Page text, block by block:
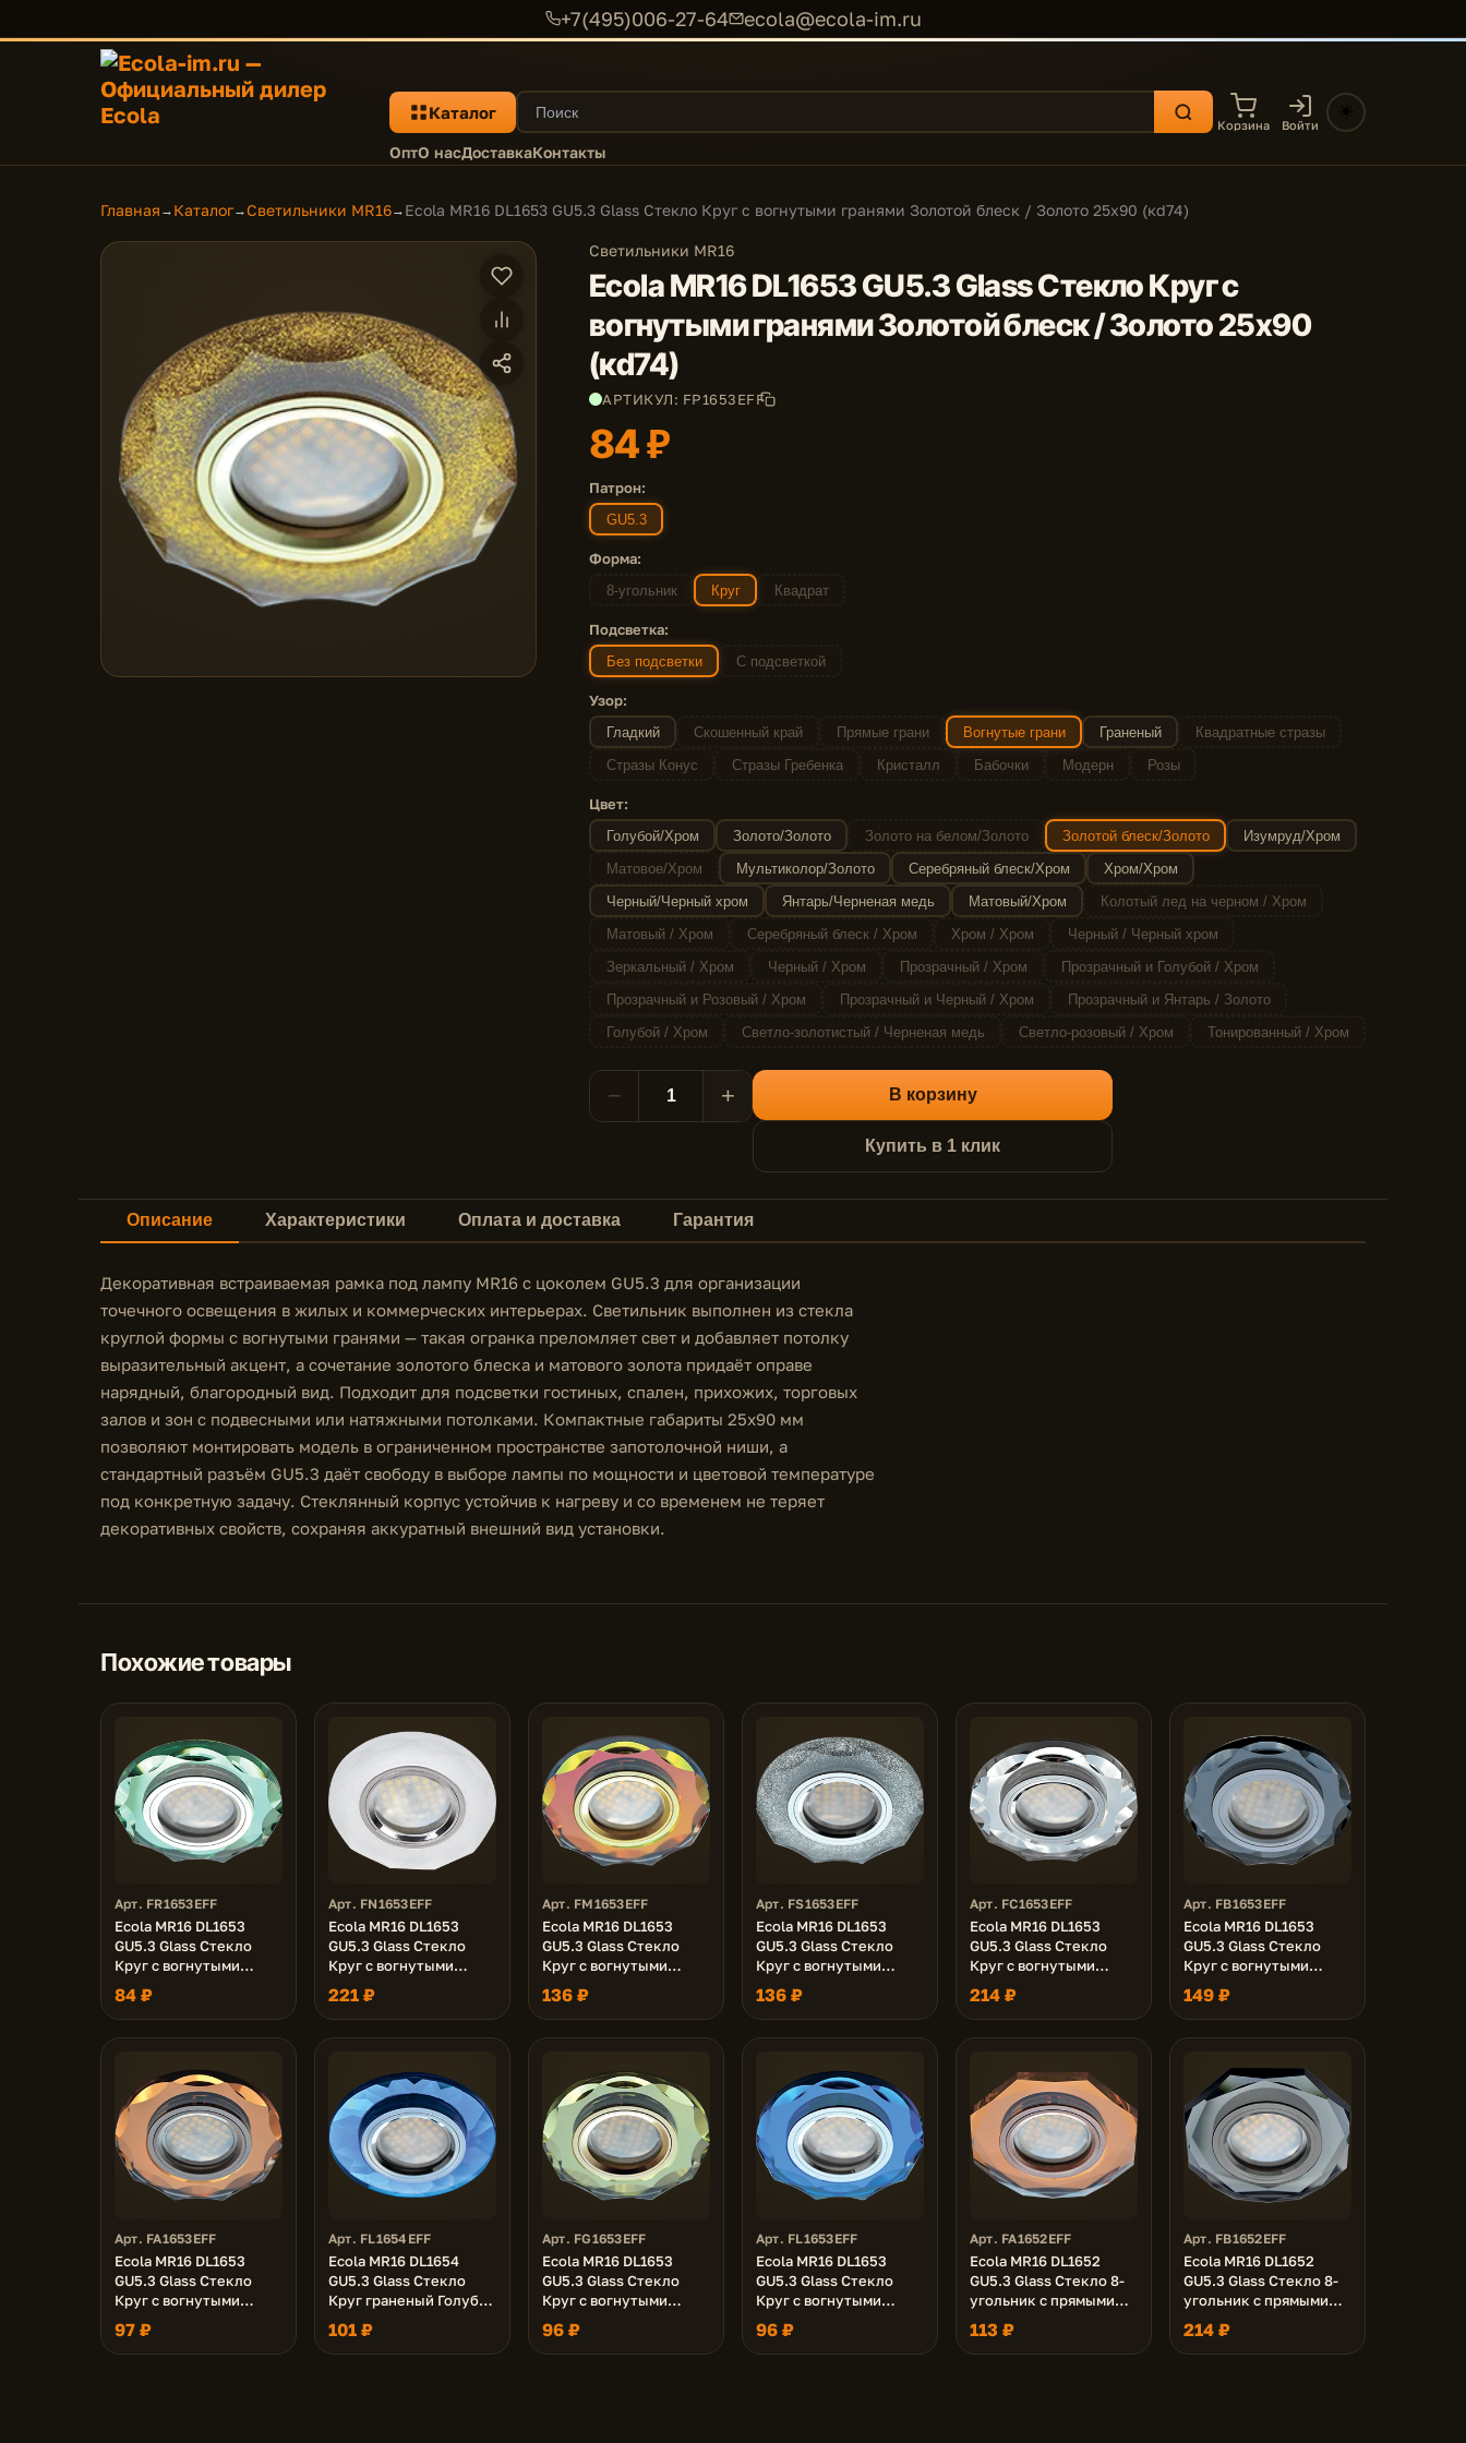
+7(495)006-27-64 ecola@ecola-im.ru
Каталог
Корзина Войти
ОптО насДоставкаКонтакты
Главная → Каталог→Светильники MR16→ Ecola MR16 DL1653 GU5.3 Glass Стекло Круг с вогнутыми гранями Золотой блеск / Золото 25x90 (кd74)
Светильники MR16
Ecola MR16 DL1653 GU5.3 Glass Стекло Круг с
вогнутыми гранями Золотой блеск / Золото 25x90
(кd74)
АРТИКУЛ: FP1653EFF
84 ₽
Патрон:
GU5.3
Форма:
8-угольник Круг Квадрат
Подсветка:
Без подсветки С подсветкой
Узор:
Гладкий Скошенный край Прямые грани Вогнутые грани Граненый
Квадратные стразы
Стразы Конус
Стразы Гребенка Кристалл Бабочки Модерн Розы
Цвет:
Голубой/Хром Золото/Золото Золото на белом/Золото Золотой блеск/Золото
Изумруд/Хром
Матовое/Хром
Мультиколор/Золото Серебряный блеск/Хром
Хром/Хром
Черный/Черный хром
Янтарь/Черненая медь Матовый/Хром
Колотый лед на черном / Хром
Матовый / Хром
Серебряный блеск / Хром Хром / Хром
Черный / Черный хром
Зеркальный / Хром
Черный / Хром Прозрачный / Хром
Прозрачный и Голубой / Хром
Прозрачный и Розовый / Хром
Прозрачный и Черный / Хром
Прозрачный и Янтарь / Золото
Голубой / Хром
Светло-золотистый / Черненая медь Светло-розовый / Хром Тонированный / Хром
− + В корзину
Купить в 1 клик
Описание Характеристики Оплата и доставка Гарантия
Декоративная встраиваемая рамка под лампу MR16 с цоколем GU5.3 для организации
точечного освещения в жилых и коммерческих интерьерах. Светильник выполнен из стекла
круглой формы с вогнутыми гранями — такая огранка преломляет свет и добавляет потолку
выразительный акцент, а сочетание золотого блеска и матового золота придаёт оправе
нарядный, благородный вид. Подходит для подсветки гостиных, спален, прихожих, торговых
залов и зон с подвесными или натяжными потолками. Компактные габариты 25x90 мм
позволяют монтировать модель в ограниченном пространстве запотолочной ниши, а
стандартный разъём GU5.3 даёт свободу в выборе лампы по мощности и цветовой температуре
под конкретную задачу. Стеклянный корпус устойчив к нагреву и со временем не теряет
декоративных свойств, сохраняя аккуратный внешний вид установки.
Похожие товары
Арт. FR1653EFF
Ecola MR16 DL1653
GU5.3 Glass Стекло
Круг с вогнутыми
гранями Изумруд /
Хром 25x90 (кd74)
84 ₽
Арт. FN1653EFF
Ecola MR16 DL1653
GU5.3 Glass Стекло
Круг с вогнутыми
гранями Матовый /
Хром 25x90 (кd74)
221 ₽
Арт. FM1653EFF
Ecola MR16 DL1653
GU5.3 Glass Стекло
Круг с вогнутыми
гранями Мультиколор /
Золото 25x90 (кd74)
136 ₽
Арт. FS1653EFF
Ecola MR16 DL1653
GU5.3 Glass Стекло
Круг с вогнутыми
гранями Серебряный
блеск / Хром 25x90
(кd74)
136 ₽
Арт. FC1653EFF
Ecola MR16 DL1653
GU5.3 Glass Стекло
Круг с вогнутыми
гранями Хром / Хром
25x90 (кd74)
214 ₽
Арт. FB1653EFF
Ecola MR16 DL1653
GU5.3 Glass Стекло
Круг с вогнутыми
гранями Черный /
Черный хром 25x90
(кd74)
149 ₽
Арт. FA1653EFF
Ecola MR16 DL1653
GU5.3 Glass Стекло
Круг с вогнутыми
гранями Янтарь /
Черненая медь 25x90
(кd74)
97 ₽
Арт. FL1654EFF
Ecola MR16 DL1654
GU5.3 Glass Стекло
Круг граненый Голубой
/ Хром 25x90 (кd74)
101 ₽
Арт. FG1653EFF
Ecola MR16 DL1653
GU5.3 Glass Стекло
Круг с вогнутыми
гранями Золото /
Золото 25x90 (кd74)
96 ₽
Арт. FL1653EFF
Ecola MR16 DL1653
GU5.3 Glass Стекло
Круг с вогнутыми
гранями Голубой /
Хром 25x90 (кd74)
96 ₽
Арт. FA1652EFF
Ecola MR16 DL1652
GU5.3 Glass Стекло 8-
угольник с прямыми
гранями Янтарь /
Черненая медь 25x90
(кd74)
113 ₽
Арт. FB1652EFF
Ecola MR16 DL1652
GU5.3 Glass Стекло 8-
угольник с прямыми
гранями Черный /
Черный хром 25x90
(кd74)
214 ₽